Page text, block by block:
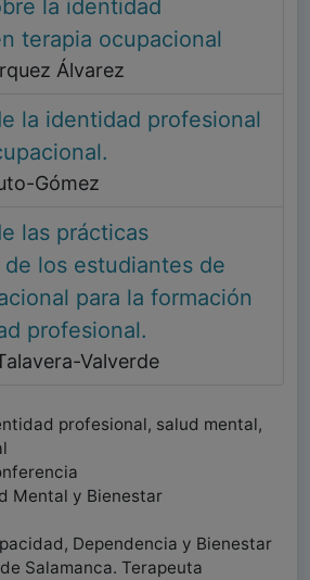
la identidad
terapia ocupacional
Álvarez
la identidad profesional
Gómez
las prácticas
los estudiantes de
para la formación
profesional.
Valverde
profesional, salud mental,
Mental y Bienestar
Dependencia y Bienestar
Salamanca. Terapeuta